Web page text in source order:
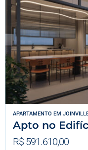
APARTAMENTO EM
Apto no
R$ 591.610,00